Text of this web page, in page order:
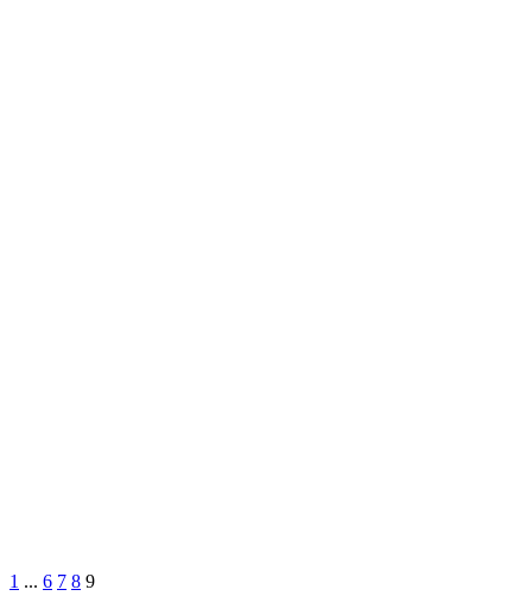
1 ... 6 7 8 9